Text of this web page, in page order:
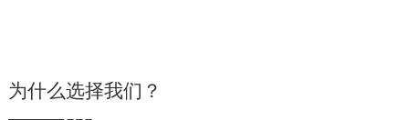
为什么选择我们？